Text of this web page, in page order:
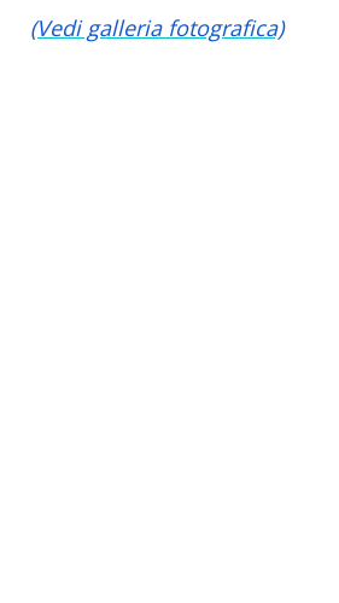
(Vedi galleria fotografica)